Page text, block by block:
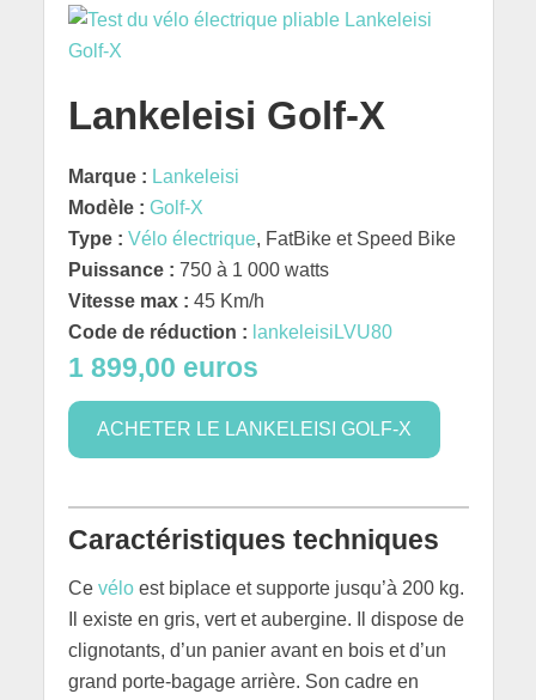
Lankeleisi Golf-X
Marque : Lankeleisi
Modèle : Golf-X
Type : Vélo électrique, FatBike et Speed Bike
Puissance : 750 à 1 000 watts
Vitesse max : 45 Km/h
Code de réduction : lankeleisiLVU80
1 899,00 euros
ACHETER LE LANKELEISI GOLF-X
Caractéristiques techniques
Ce véloest biplace et supporte jusqu’à 200 kg.
Il existe en gris, vert et aubergine. Il dispose de
clignotants, d’un panier avant en bois et d’un
grand porte-bagage arrière. Son cadre en